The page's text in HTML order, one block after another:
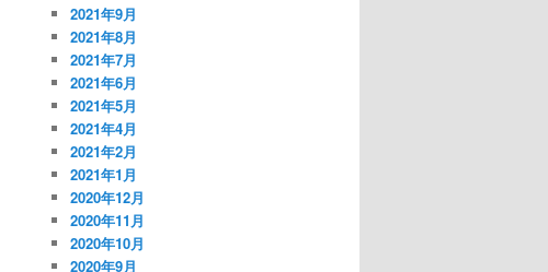
2021年9月
2021年8月
2021年7月
2021年6月
2021年5月
2021年4月
2021年2月
2021年1月
2020年12月
2020年11月
2020年10月
2020年9月